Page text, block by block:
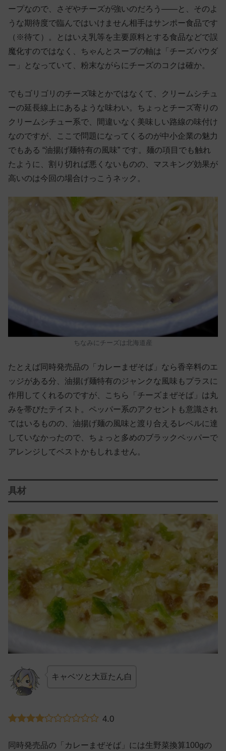
ープなので、さぞやチーズが強いのだろう——と、そのよ
うな期待度で臨んではいけません相手はサンポー食品です
（※待て）。とはいえ乳等を主要原料とする食品などで誤
魔化すのではなく、ちゃんとスープの軸は「チーズパウダ
ー」となっていて、粉末ながらにチーズのコクは確か。
でもゴリゴリのチーズ味とかではなくて、クリームシチュ
ーの延長線上にあるような味わい。ちょっとチーズ寄りの
クリームシチュー系で、間違いなく美味しい路線の味付け
なのですが、ここで問題になってくるのが中小企業の魅力
でもある “油揚げ麺特有の風味” です。麺の項目でも触れ
たように、割り切れば悪くないものの、マスキング効果が
高いのは今回の場合けっこうネック。
ちなみにチーズは北海道産
たとえば同時発売品の「カレーまぜそば」なら香辛料のエ
ッジがある分、油揚げ麺特有のジャンクな風味もプラスに
作用してくれるのですが、こちら「チーズまぜそば」は丸
みを帯びたテイスト。ペッパー系のアクセントも意識され
てはいるものの、油揚げ麺の風味と渡り合えるレベルに達
していなかったので、ちょっと多めのブラックペッパーで
アレンジしてベストかもしれません。
具材
キャベツと大豆たん白
4.0
同時発売品の「カレーまぜそば」には生野菜換算100gの